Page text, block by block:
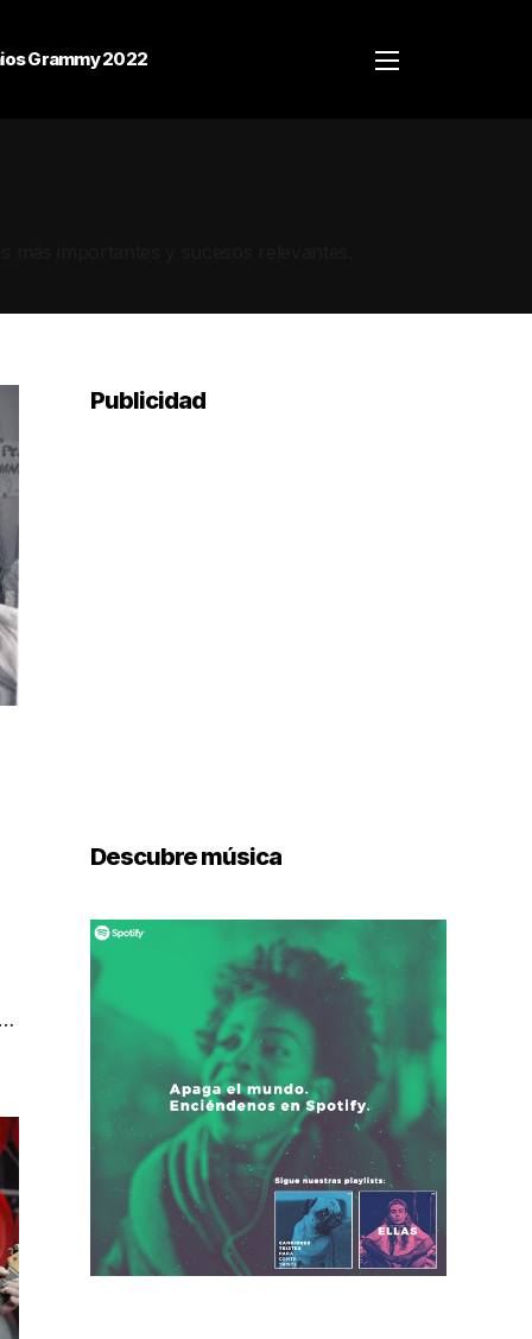
Grammy 2022
Publicidad
Descubre música